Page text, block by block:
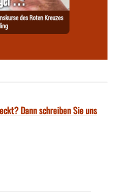
Dann schreiben Sie uns